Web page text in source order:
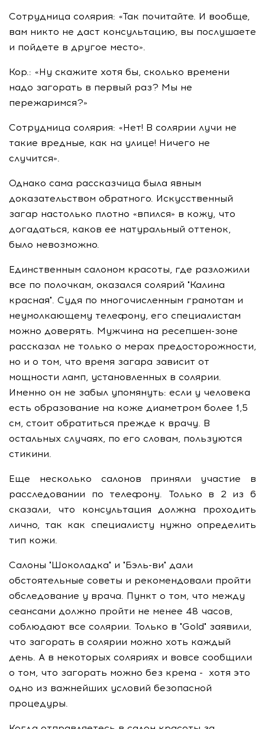
Сотрудница солярия: «Так почитайте. И вообще,
вам никто не даст консультацию, вы послушаете
и пойдете в другое место».
Кор.: «Ну скажите хотя бы, сколько времени
надо загорать в первый раз? Мы не
пережаримся?»
Сотрудница солярия: «Нет! В солярии лучи не
такие вредные, как на улице! Ничего не
случится».
Однако сама рассказчица была явным
доказательством обратного. Искусственный
загар настолько плотно «впился» в кожу, что
догадаться, каков ее натуральный оттенок,
было невозможно.
Единственным салоном красоты, где разложили
все по полочкам, оказался солярий "Калина
красная". Судя по многочисленным грамотам и
неумолкающему телефону, его специалистам
можно доверять. Мужчина на ресепшен-зоне
рассказал не только о мерах предосторожности,
но и о том, что время загара зависит от
мощности ламп, установленных в солярии.
Именно он не забыл упомянуть: если у человека
есть образование на коже диаметром более 1,5
см, стоит обратиться прежде к врачу. В
остальных случаях, по его словам, пользуются
стикини.
Еще несколько салонов приняли участие в
расследовании по телефону. Только в 2 из 6
сказали, что консультация должна проходить
лично, так как специалисту нужно определить
тип кожи.
Салоны "Шоколадка" и "Бэль-ви" дали
обстоятельные советы и рекомендовали пройти
обследование у врача. Пункт о том, что между
сеансами должно пройти не менее 48 часов,
соблюдают все солярии. Только в "Gold" заявили,
что загорать в солярии можно хоть каждый
день. А в некоторых соляриях и вовсе сообщили
о том, что загорать можно без крема - хотя это
одно из важнейших условий безопасной
процедуры.